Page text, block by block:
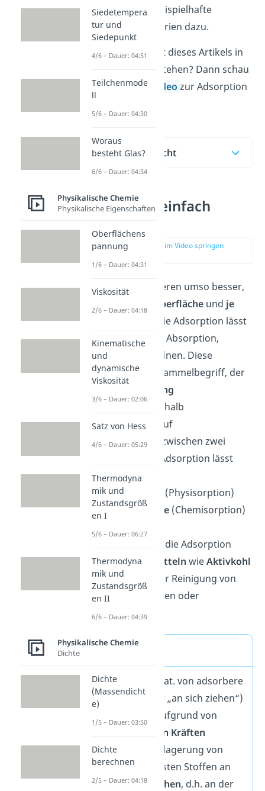
Adsorptionund beispielhafte
Anwendungsszenarien dazu.
Du willst den Inhalt dieses Artikels in
kürzester Zeit verstehen? Dann schau
dir gerne unser
Videozur Adsorption
Inhaltsübersicht
Adsorption einfach
zur Stelle im Video springen
Feststoffe adsorbieren umso besser,
Oberfläche und je
poröser
sie sind. Die Adsorption lässt
sich, genau wie die Absorption,
zurSorption
zuordnen. Diese
bezeichnet einen Sammelbegriff, der
Anreicherung
eines Stoffes
innerhalb
einer Phase oder auf
einer Grenzfläche zwischen zwei
Phasen steht. Die Adsorption lässt
sich in
einephysikalische
(Physisorption)
und einechemische (Chemisorption)
Anwendung findet die Adsorption
beiAdsorptionsmitteln wieAktivkohl
oderKieselgel
zur Reinigung von
verschiedenen Gasen oder
Flüssigkeiten.
Die Adsorption (lat. von adsorbere
„ansaugen“ oder „an sich ziehen“)
bezeichnet die aufgrund von
intermolekularen Kräften
stattfindende Anlagerung von
Gasen oder gelösten Stoffen an
Phasengrenzflächen, d.h. an der
Siedetempera
tur und
Siedepunkt
4/6 – Dauer: 04:51
Teilchenmode
ll
5/6 – Dauer: 04:30
Woraus
besteht Glas?
6/6 – Dauer: 04:34
Physikalische Chemie
Physikalische Eigenschaften
Oberflächens
pannung
1/6 – Dauer: 04:31
Viskosität
2/6 – Dauer: 04:18
Kinematische
und
dynamische
Viskosität
3/6 – Dauer: 02:06
Satz von Hess
4/6 – Dauer: 05:29
Thermodyna
mik und
Zustandsgröß
en I
5/6 – Dauer: 06:27
Thermodyna
mik und
Zustandsgröß
en II
6/6 – Dauer: 04:39
Physikalische Chemie
Dichte
Dichte
(Massendicht
e)
1/5 – Dauer: 03:50
Dichte
berechnen
2/5 – Dauer: 04:18